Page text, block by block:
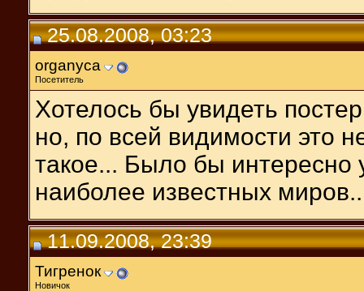
25.08.2008, 03:23
organyca
Посетитель
Хотелось бы увидеть
но, по всей видимости это
такое... Было бы интересно
наиболее известных
11.09.2008, 23:39
Тигренок
Новичок